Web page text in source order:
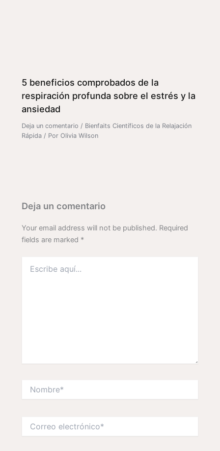
5 beneficios comprobados de la
respiración profunda sobre el estrés y la
ansiedad
Deja un comentario / Bienfaits Científicos de la Relajación
Rápida / PorOlivia Wilson
Deja un comentario
Your email address will not be published. Required
fields are marked *
aquí...
electrónico*